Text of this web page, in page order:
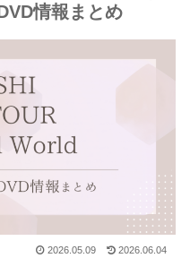
情報まとめ
2026.05.09 2026.06.04